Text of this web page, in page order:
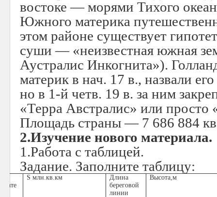
востоке — морями Тихого
Южного материка
этом районе существует
суши — «неизвестная южная
Аустралис Инкогнита»).
материк в нач. 17 в., назвали
но в 1-й четв. 19 в. за ним
«Терра Австралис» или просто
Площадь страны — 7 686 884
2.Изучение нового материала.
1.Работа с таблицей.
Задание. Заполните таблицу:
мате
S млн.кв.км
Длина
береговой
линии
Высота,м